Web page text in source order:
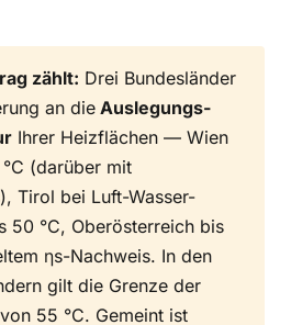
zählt: Drei Bundesländer
an die Auslegungs-
Ihrer Heizflächen — Wien
(darüber mit
Tirol bei Luft-Wasser-
50 °C, Oberösterreich bis
ηs-Nachweis. In den
gilt die Grenze der
55 °C. Gemeint ist